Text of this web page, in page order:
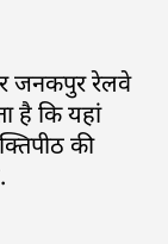
जनकपुर रेलवे
है कि यहां
की